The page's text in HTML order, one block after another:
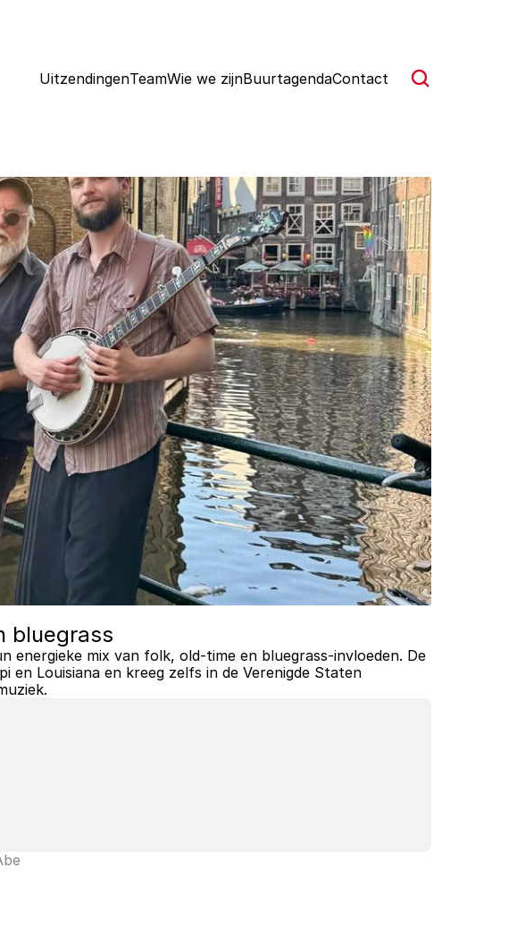
UitzendingenTeamWie we zijnBuurtagendaContact
bluegrass
mix van folk, old-time en bluegrass-invloeden. De
en Louisiana en kreeg zelfs in de Verenigde Staten